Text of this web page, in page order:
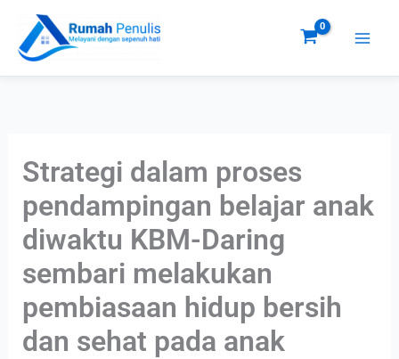
content
Strategi dalam proses
pendampingan belajar anak
diwaktu KBM-Daring
sembari melakukan
pembiasaan hidup bersih
dan sehat pada anak